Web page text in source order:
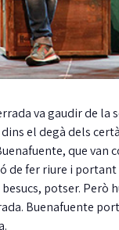
va gaudir de
el degà dels
que van
de fer riure i portant
potser. Però
Buenafuente